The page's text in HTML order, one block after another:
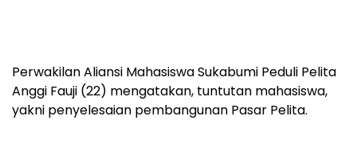
Perwakilan Aliansi Mahasiswa Sukabumi Peduli Pelita
Anggi Fauji (22) mengatakan, tuntutan mahasiswa,
yakni penyelesaian pembangunan Pasar Pelita.